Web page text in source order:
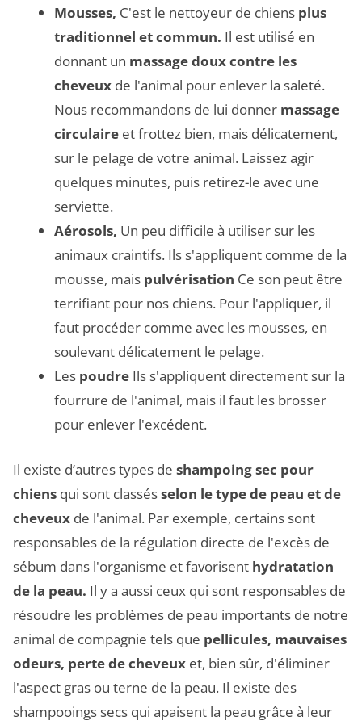
Mousses, C'est le nettoyeur de chiens plus
traditionnel et commun. Il est utilisé en
donnant un massage doux contre les
cheveux de l'animal pour enlever la saleté.
Nous recommandons de lui donner massage
circulaire et frottez bien, mais délicatement,
sur le pelage de votre animal. Laissez agir
quelques minutes, puis retirez-le avec une
serviette.
Aérosols, Un peu difficile à utiliser sur les
animaux craintifs. Ils s'appliquent comme de la
mousse, mais pulvérisation Ce son peut être
terrifiant pour nos chiens. Pour l'appliquer, il
faut procéder comme avec les mousses, en
soulevant délicatement le pelage.
Les poudre Ils s'appliquent directement sur la
fourrure de l'animal, mais il faut les brosser
pour enlever l'excédent.
Il existe d’autres types de shampoing sec pour
chiens qui sont classésselon le type de peau et de
cheveux de l'animal. Par exemple, certains sont
responsables de la régulation directe de l'excès de
sébum dans l'organisme et favorisent hydratation
de la peau. Il y a aussi ceux qui sont responsables de
résoudre les problèmes de peau importants de notre
animal de compagnie tels que pellicules, mauvaises
odeurs, perte de cheveux et, bien sûr, d'éliminer
l'aspect gras ou terne de la peau. Il existe des
shampooings secs qui apaisent la peau grâce à leur